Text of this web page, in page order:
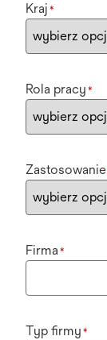
Kraj *
Rola pracy *
Zastosowanie
Firma *
Typ firmy *